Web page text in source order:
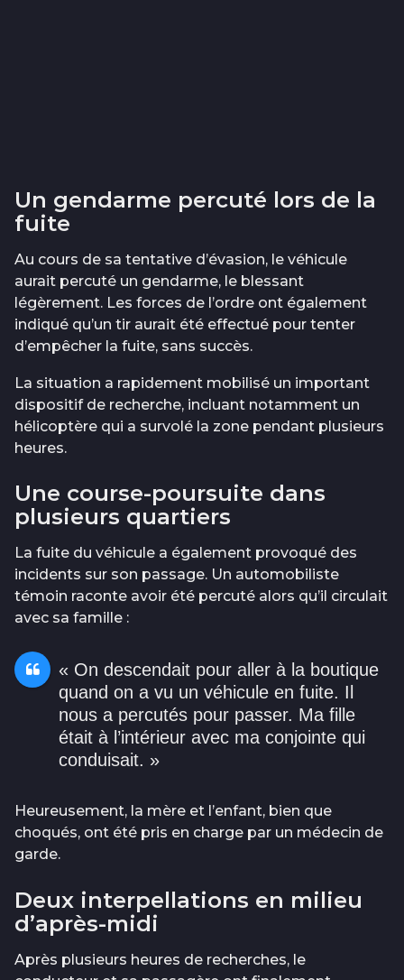
Un gendarme percuté lors de la
fuite
Au cours de sa tentative d’évasion, le véhicule
aurait percuté un gendarme, le blessant
légèrement. Les forces de l’ordre ont également
indiqué qu’un tir aurait été effectué pour tenter
d’empêcher la fuite, sans succès.
La situation a rapidement mobilisé un important
dispositif de recherche, incluant notamment un
hélicoptère qui a survolé la zone pendant plusieurs
heures.
Une course-poursuite dans
plusieurs quartiers
La fuite du véhicule a également provoqué des
incidents sur son passage. Un automobiliste
témoin raconte avoir été percuté alors qu’il circulait
avec sa famille :
« On descendait pour aller à la boutique
quand on a vu un véhicule en fuite. Il
nous a percutés pour passer. Ma fille
était à l’intérieur avec ma conjointe qui
conduisait. »
Heureusement, la mère et l’enfant, bien que
choqués, ont été pris en charge par un médecin de
garde.
Deux interpellations en milieu
d’après-midi
Après plusieurs heures de recherches, le